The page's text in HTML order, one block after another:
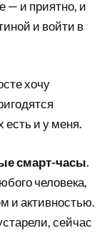
— и приятно, и
и войти в
хочу
есть и у меня.
смарт-часы.
человека,
и активностью.
сейчас